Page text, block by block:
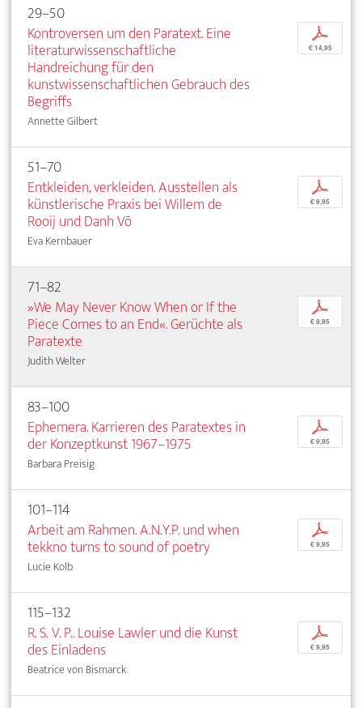
29–50
Kontroversen um den Paratext. Eine
literaturwissenschaftliche
Handreichung für den
kunstwissenschaftlichen Gebrauch des
Begriffs
Annette Gilbert
p
€ 14,95
51–70
Entkleiden, verkleiden. Ausstellen als
künstlerische Praxis bei Willem de
Rooij und Danh Võ
Eva Kernbauer
p
€ 9,95
71–82
»We May Never Know When or If the
Piece Comes to an End«. Gerüchte als
Paratexte
Judith Welter
p
€ 9,95
83–100
Ephemera. Karrieren des Paratextes in
der Konzeptkunst 1967–1975
Barbara Preisig
p
€ 9,95
101–114
Arbeit am Rahmen. A.N.Y.P. und when
tekkno turns to sound of poetry
Lucie Kolb
p
€ 9,95
115–132
R. S. V. P.. Louise Lawler und die Kunst
des Einladens
Beatrice von Bismarck
p
€ 9,95